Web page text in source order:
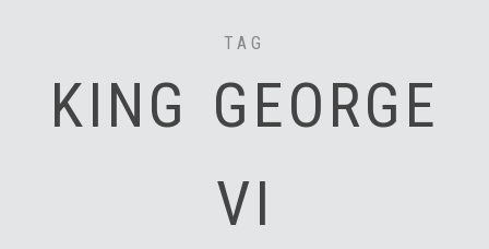
TAG
KING GEORGE
VI